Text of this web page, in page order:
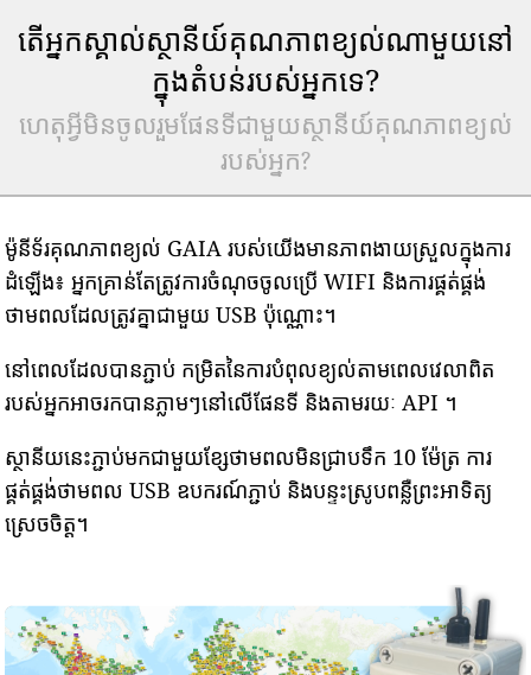
តើអ្នកស្គាល់ស្ថានីយ៍គុណភាពខ្យល់ណាមួយនៅ
ក្នុងតំបន់របស់អ្នកទេ?
ហេតុអ្វីមិនចូលរួមផែនទីជាមួយស្ថានីយ៍គុណភាពខ្យល់
របស់អ្នក?
ម៉ូនីទ័រគុណភាពខ្យល់ GAIA របស់យើងមានភាពងាយស្រួលក្នុងការ
ដំឡើង៖ អ្នកគ្រាន់តែត្រូវការចំណុចចូលប្រើ WIFI និងការផ្គត់ផ្គង់
ថាមពលដែលត្រូវគ្នាជាមួយ USB ប៉ុណ្ណោះ។
នៅពេលដែលបានភ្ជាប់ កម្រិតនៃការបំពុលខ្យល់តាមពេលវេលាពិត
របស់អ្នកអាចរកបានភ្លាមៗនៅលើផែនទី និងតាមរយៈ API ។
ស្ថានីយនេះភ្ជាប់មកជាមួយខ្សែថាមពលមិនជ្រាបទឹក 10 ម៉ែត្រ ការ
ផ្គត់ផ្គង់ថាមពល USB ឧបករណ៍ភ្ជាប់ និងបន្ទះស្រូបពន្លឺព្រះអាទិត្យ
ស្រេចចិត្ត។